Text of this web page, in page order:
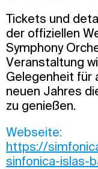
Tickets und
der offiziellen
Symphony
Veranstaltung
Gelegenheit für
neuen Jahres
zu genießen.
Webseite:
https://
sinfonica-islas-